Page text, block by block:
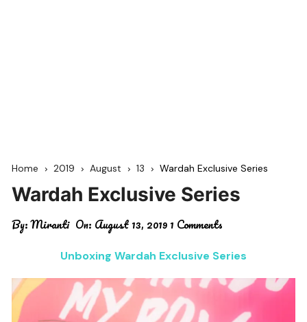
Home 2019 August 13 Wardah Exclusive Series
Wardah Exclusive Series
By:Miranti On: August 13, 20191 Comments
Unboxing Wardah Exclusive Series